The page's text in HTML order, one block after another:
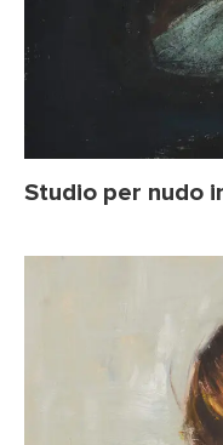
Studio per nudo